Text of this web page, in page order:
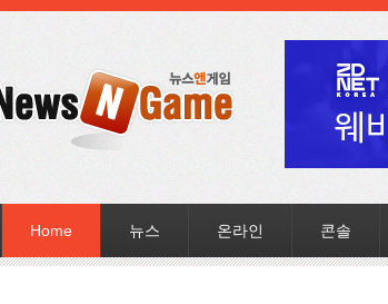
Home 뉴스 온라인 콘솔